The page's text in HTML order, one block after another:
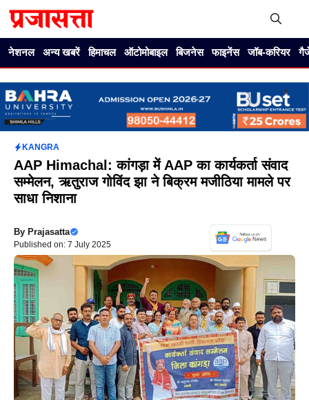
नेशनल अन्य खबरें हिमाचल ऑटोमोबाइल बिजनेस फाइनेंस जॉब-करियर
KANGRA
AAP Himachal: कांगड़ा में AAP का कार्यकर्ता संवाद
सम्मेलन, ऋतुराज गोविंद झा ने बिक्रम मजीठिया मामले पर
साधा निशाना
By Prajasatta
Published on: 7 July 2025